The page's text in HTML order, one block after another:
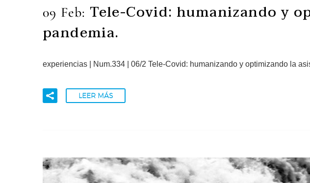
09 Feb: Tele-Covid: humanizando y
pandemia.
experiencias | Num.334 | 06/2 Tele-Covid: humanizando y optimizando la
LEER MÁS